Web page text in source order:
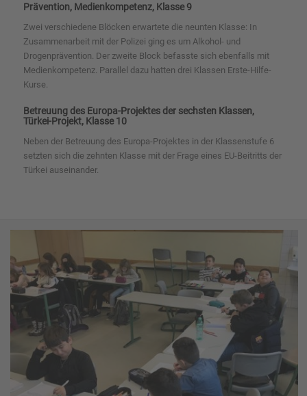
Prävention, Medienkompetenz, Klasse 9
Zwei verschiedene Blöcken erwartete die neunten Klasse: In
Zusammenarbeit mit der Polizei ging es um Alkohol- und
Drogenprävention. Der zweite Block befasste sich ebenfalls mit
Medienkompetenz. Parallel dazu hatten drei Klassen Erste-Hilfe-
Kurse.
Betreuung des Europa-Projektes der sechsten Klassen,
Türkei-Projekt, Klasse 10
Neben der Betreuung des Europa-Projektes in der Klassenstufe 6
setzten sich die zehnten Klasse mit der Frage eines EU-Beitritts der
Türkei auseinander.